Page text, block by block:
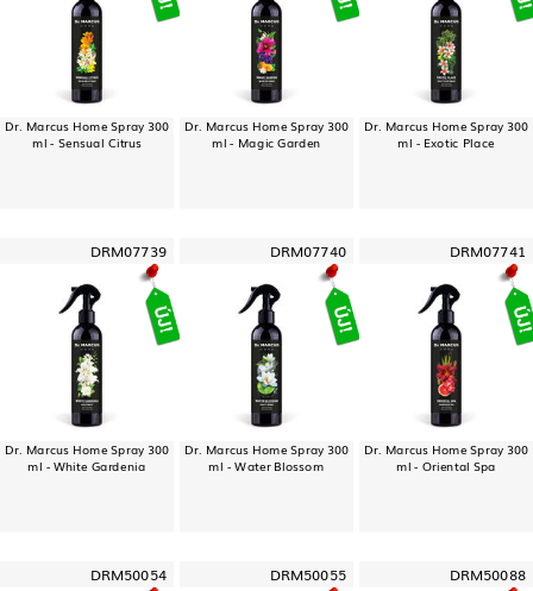
Dr. Marcus Home Spray 300
ml - Sensual Citrus
Dr. Marcus Home Spray 300
ml - Magic Garden
Dr. Marcus Home Spray 300
ml - Exotic Place
DRM07739
Dr. Marcus Home Spray 300
ml - White Gardenia
DRM07740
Dr. Marcus Home Spray 300
ml - Water Blossom
DRM07741
Dr. Marcus Home Spray 300
ml - Oriental Spa
DRM50054 DRM50055 DRM50088